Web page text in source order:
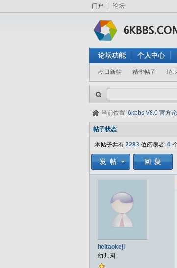
门户 论坛
论坛功能 个人中心
今日新帖 精华帖子 论
当前位置: 6kbbs V8.0 官方
帖子状态
本帖子共有 2283 位阅读者, 0
heitaokeji
幼儿园